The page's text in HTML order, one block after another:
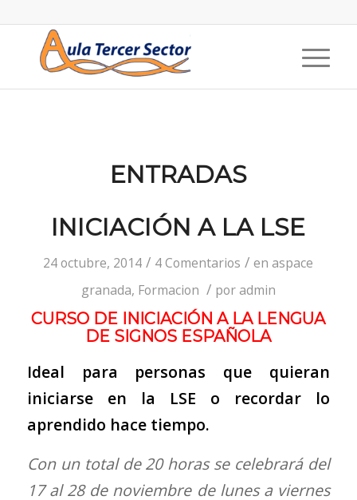
ENTRADAS
INICIACIÓN A LA LSE
24 octubre, 2014 / 4 Comentarios / enaspace
granada, Formacion / poradmin
CURSO DE INICIACIÓN A LA LENGUA
DE SIGNOS ESPAÑOLA
Ideal para personas que quieran
iniciarse en la LSE o recordar lo
aprendido hace tiempo.
Con un total de 20 horas se celebrará del
17 al 28 de noviembre de lunes a viernes